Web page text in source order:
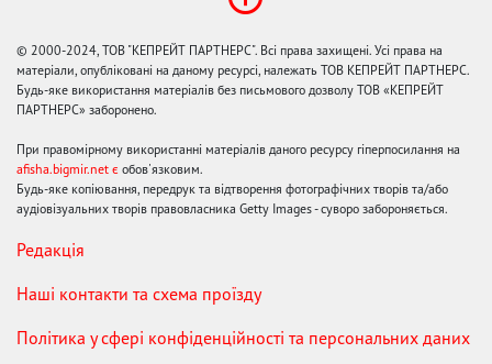
© 2000-2024, ТОВ "КЕПРЕЙТ ПАРТНЕРС". Всі права захищені. Усі права на
матеріали, опубліковані на даному ресурсі, належать ТОВ КЕПРЕЙТ ПАРТНЕРС.
Будь-яке використання матеріалів без письмового дозволу ТОВ «КЕПРЕЙТ
ПАРТНЕРС» заборонено.
При правомірному використанні матеріалів даного ресурсу гіперпосилання на
afisha.bigmir.net є обов'язковим.
Будь-яке копіювання, передрук та відтворення фотографічних творів та/або
аудіовізуальних творів правовласника Getty Images - суворо забороняється.
Редакція
Наші контакти та схема проїзду
Політика у сфері конфіденційності та персональних даних